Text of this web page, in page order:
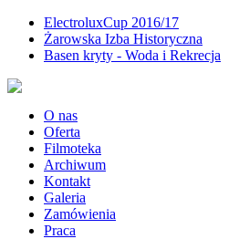
ElectroluxCup 2016/17
Żarowska Izba Historyczna
Basen kryty - Woda i Rekrecja
O nas
Oferta
Filmoteka
Archiwum
Kontakt
Galeria
Zamówienia
Praca